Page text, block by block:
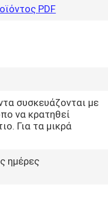
PDF
συσκευάζονται με
να κρατηθεί
Για τα μικρά
ημέρες